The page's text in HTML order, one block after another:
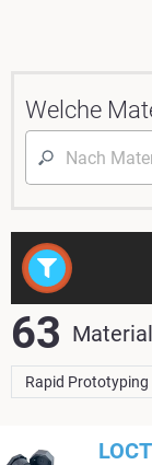
Welche
63
Rapid Prototyping